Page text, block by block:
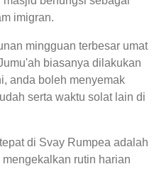
imigran.
mingguan terbesar umat
biasanya dilakukan
anda boleh menyemak
serta waktu solat lain di
di Svay Rumpea adalah
rutin harian